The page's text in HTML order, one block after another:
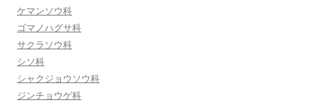
ケマンソウ科
ゴマノハグサ科
サクラソウ科
シソ科
シャクジョウソウ科
ジンチョウゲ科